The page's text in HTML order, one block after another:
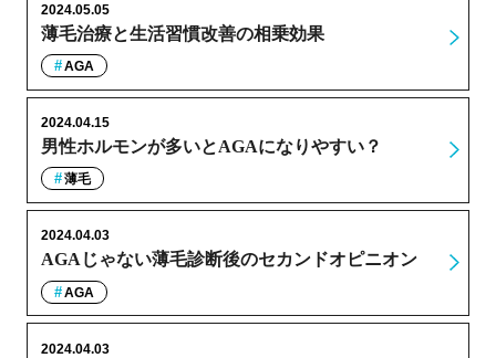
薄毛治療と生活習慣改善の相乗効果
2024.05.05
AGA
男性ホルモンが多いとAGAになりやすい？
2024.04.15
薄毛
AGAじゃない薄毛診断後のセカンドオピニオン
2024.04.03
AGA
2024.04.03